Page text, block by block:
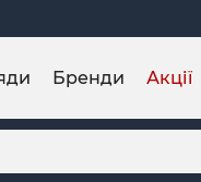
Бренди Акції